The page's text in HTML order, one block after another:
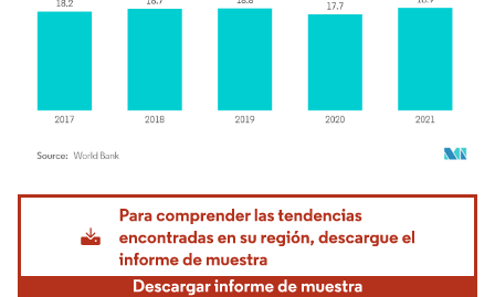
Imagen © Mordor Intelligence. El uso requiere atribución según CC BY 4.0.